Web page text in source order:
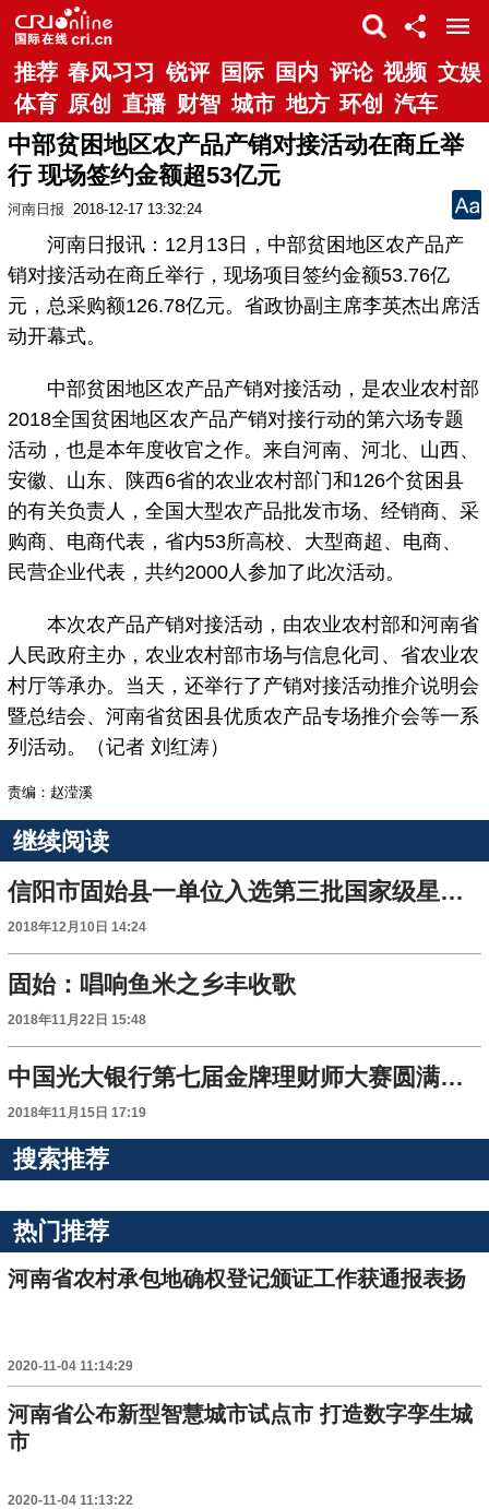
推荐 春风习习 锐评 国际 国内 评论 视频 文娱
体育 原创 直播 财智 城市 地方 环创 汽车
中部贫困地区农产品产销对接活动在商丘举
行 现场签约金额超53亿元
河南日报 2018-12-17 13:32:24
河南日报讯：12月13日，中部贫困地区农产品产
销对接活动在商丘举行，现场项目签约金额53.76亿
元，总采购额126.78亿元。省政协副主席李英杰出席活
动开幕式。
中部贫困地区农产品产销对接活动，是农业农村部
2018全国贫困地区农产品产销对接行动的第六场专题
活动，也是本年度收官之作。来自河南、河北、山西、
安徽、山东、陕西6省的农业农村部门和126个贫困县
的有关负责人，全国大型农产品批发市场、经销商、采
购商、电商代表，省内53所高校、大型商超、电商、
民营企业代表，共约2000人参加了此次活动。
本次农产品产销对接活动，由农业农村部和河南省
人民政府主办，农业农村部市场与信息化司、省农业农
村厅等承办。当天，还举行了产销对接活动推介说明会
暨总结会、河南省贫困县优质农产品专场推介会等一系
列活动。（记者 刘红涛）
责编：赵滢溪
继续阅读
信阳市固始县一单位入选第三批国家级星创天地
2018年12月10日 14:24
固始：唱响鱼米之乡丰收歌
2018年11月22日 15:48
中国光大银行第七届金牌理财师大赛圆满收官
2018年11月15日 17:19
搜索推荐
热门推荐
河南省农村承包地确权登记颁证工作获通报表扬
2020-11-04 11:14:29
河南省公布新型智慧城市试点市 打造数字孪生城
市
2020-11-04 11:13:22